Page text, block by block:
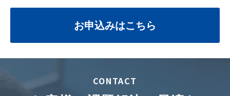
お申込みはこちら
CONTACT